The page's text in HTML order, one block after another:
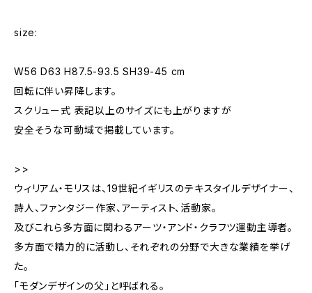
size:
W56 D63 H87.5-93.5 SH39-45 cm
回転に伴い昇降します。
スクリュー式 表記以上のサイズにも上がりますが
安全そうな可動域で掲載しています。
>>
ウィリアム・モリスは、19世紀イギリスのテキスタイルデザイナー、
詩人、ファンタジー作家、アーティスト、活動家。
及びこれら多方面に関わるアーツ・アンド・クラフツ運動主導者。
多方面で精力的に活動し、それぞれの分野で大きな業績を挙げ
た。
「モダンデザインの父」と呼ばれる。